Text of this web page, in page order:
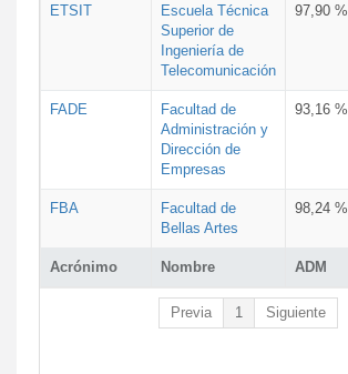
Acrónimo Nombre ADM
ETSIT
Escuela Técnica
Superior de
Ingeniería de
Telecomunicación
97,90 %
FADE
Facultad de
Administración y
Dirección de
Empresas
93,16 %
FBA
Facultad de
Bellas Artes
98,24 %
Previa 1 Siguiente